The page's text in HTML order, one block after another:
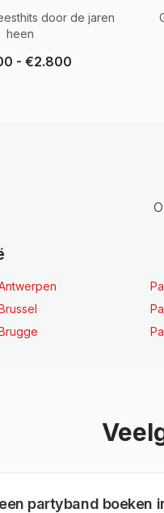
door de jaren
heen
- €2.800
partyband boeken